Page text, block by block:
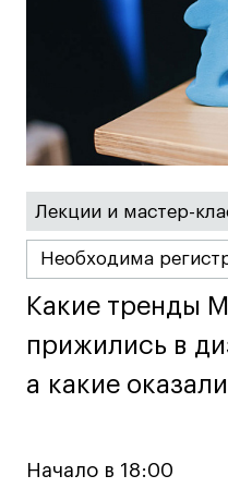
Истории успеха
Истории успеха
Работы студентов
Работы студентов
Universal University
Universal University
EN
EN
Политика
Лекции и мастер-
Необходима
Какие тренды
прижились в
а какие
Какие тренды
прижились в
а какие
Начало в 18:00